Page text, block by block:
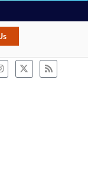
ACB Rajasthan